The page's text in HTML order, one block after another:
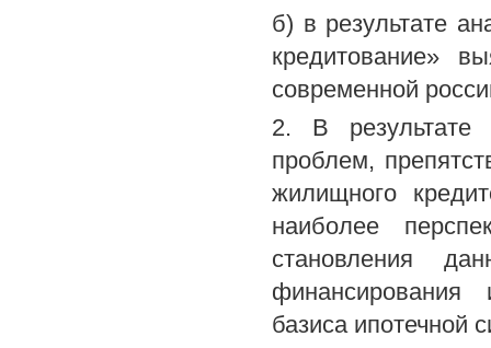
б) в результате
кредитование»
современной
2. В результате
проблем,
жилищного
наиболее
становления
финансирования
базиса ипотечной